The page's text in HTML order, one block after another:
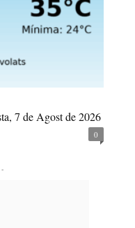
7 de Agost de 2026
0